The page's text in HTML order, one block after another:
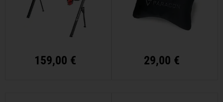
159,00 € 29,00 €